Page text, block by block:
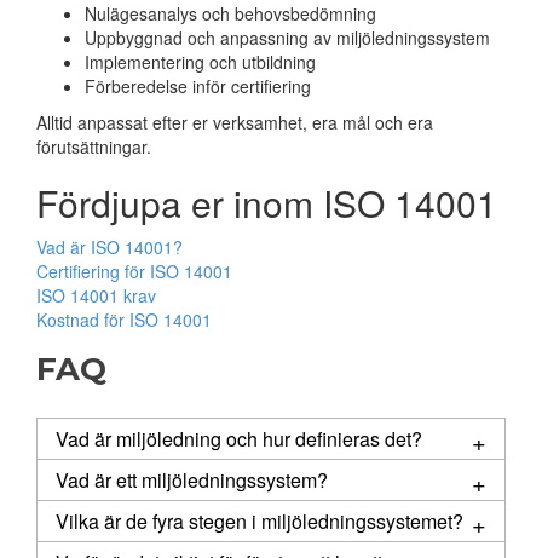
Nulägesanalys och behovsbedömning
Uppbyggnad och anpassning av miljöledningssystem
Implementering och utbildning
Förberedelse inför certifiering
Alltid anpassat efter er verksamhet, era mål och era
förutsättningar.
Fördjupa er inom ISO 14001
Vad är ISO 14001?
Certifiering för ISO 14001
ISO 14001 krav
Kostnad för ISO 14001
FAQ
Vad är miljöledning och hur definieras det?
Miljöledning handlar om hur en organisation styr och
utvecklar sitt arbete för att minska sin miljöpåverkan.
För en organisation innebär att integrera miljöhänsyn i
verksamhetens alla delar för att uppnå hållbar
Vad är ett miljöledningssystem?
Ett miljöledningssystem (MLS) är ett strukturerat verktyg
som hjälper organisationer att systematiskt hantera och
Vilka är de fyra stegen i miljöledningssystemet?